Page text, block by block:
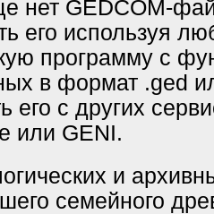
нет GEDCOM-
его используя
программу с
в формат .ged
его с других
или GENI.
и
семейного